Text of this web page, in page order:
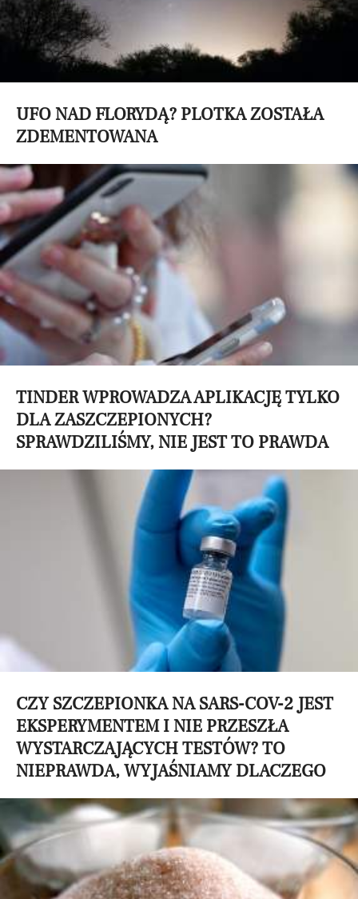
UFO NAD FLORYDĄ? PLOTKA ZOSTAŁA
ZDEMENTOWANA
TINDER WPROWADZA APLIKACJĘ TYLKO
DLA ZASZCZEPIONYCH?
SPRAWDZILIŚMY, NIE JEST TO PRAWDA
CZY SZCZEPIONKA NA SARS-COV-2 JEST
EKSPERYMENTEM I NIE PRZESZŁA
WYSTARCZAJĄCYCH TESTÓW? TO
NIEPRAWDA, WYJAŚNIAMY DLACZEGO